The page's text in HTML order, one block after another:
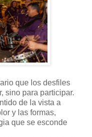
que los desfiles
sino para participar.
de la vista a
y las formas,
que se esconde